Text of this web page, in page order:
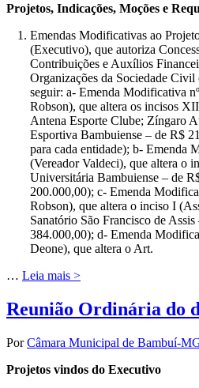
Projetos, Indicações, Moções e
Emendas Modificativas ao
(Executivo), que autoriza
Contribuições e Auxílios
Organizações da Sociedade
seguir: a- Emenda Modificativa
Robson), que altera os incisos
Antena Esporte Clube; Zíngaro
Esportiva Bambuiense – de R$
para cada entidade); b- Emenda
(Vereador Valdeci), que altera o
Universitária Bambuiense – de
200.000,00); c- Emenda
Robson), que altera o inciso I
Sanatório São Francisco de
384.000,00); d- Emenda
Deone), que altera o Art.
… Leia mais >
Reunião Ordinária do
PorCâmara Municipal de Bambuí-
Projetos vindos do Executivo